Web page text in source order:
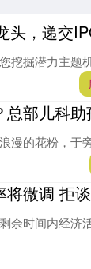
交IPO招股
挖掘潜力主题
部儿科助
漫的花粉，于
微调 拒
余时间内经济